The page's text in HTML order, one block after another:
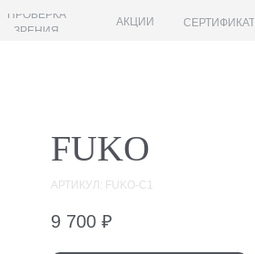
АКЦИИ СЕРТИФИКАТ
ПРОВЕРКА
ЗРЕНИЯ
FUKO
АРТИКУЛ: FUKO-C1
9 700 ₽